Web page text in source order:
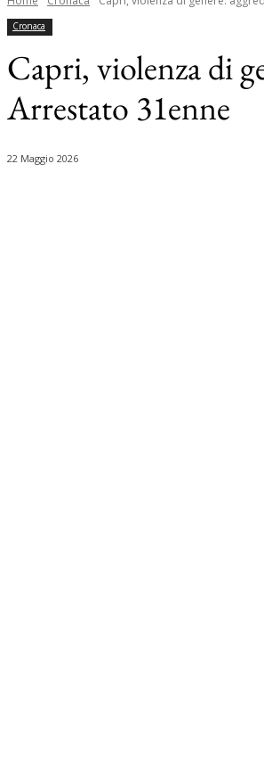
Cronaca
Capri, violenza di
Arrestato 31enne
22 Maggio 2026